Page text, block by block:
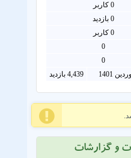
0 کاربر
0 بازدید
0 کاربر
0
0
4,439 بازدید
و گزارشات